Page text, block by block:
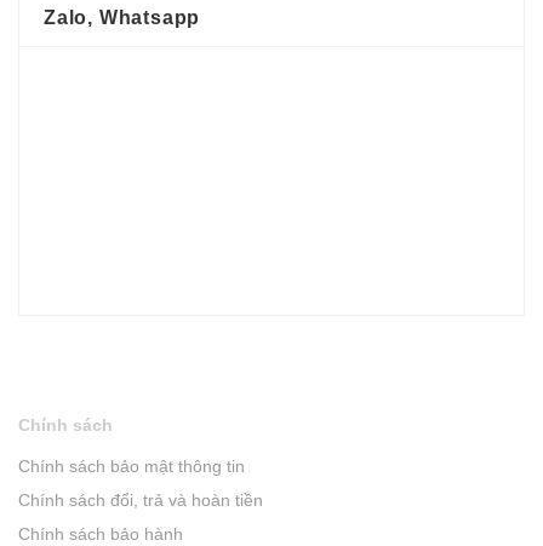
Zalo, Whatsapp
Chính sách
Chính sách bảo mật thông tin
Chính sách đổi, trả và hoàn tiền
Chính sách bảo hành